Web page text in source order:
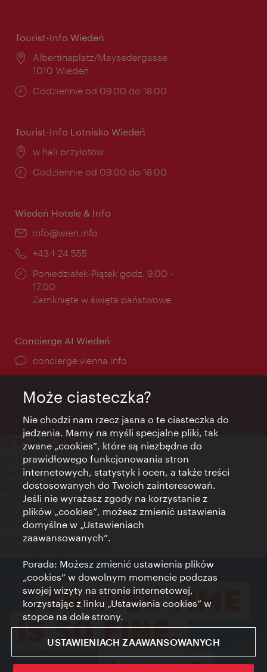
Tourist-Info Wiedeń
Miejsce:
Albertinaplatz/Maysedergasse
1010 Wiedeń
Godziny
Codziennie od 09.00 do 18.00
Tourist-Info Lotnisko Wiedeń
Miejsce:
w hali przylotów
Godziny
Codziennie od 09.00 do 18.00
Wiedeń Hotele & Info
E-
info@wien.info
Telefon:
+43-1-24 555
Godziny
otwarcia:
Poniedziałek-Piątek godz. 9.00 -
17.00
Zamknięte w święta państwowe
Concierge AI Wiedeń
concierge.vienna.info
Kontakt
Credits
Zgoda na przetwarzanie danych osobowych
Terms of Use
Dostępność
Kontakt prasowy
Ustawienia cookies
Może ciasteczka?
Nie chodzi nam rzecz jasna o te ciasteczka do
jedzenia. Mamy na myśli specjalne pliki, tak
zwane „cookies”, które są niezbędne do
prawidłowego funkcjonowania stron
internetowych, statystyk i ocen, a także treści
dostosowanych do Twoich zainteresowań.
Jeśli nie wyrażasz zgody na korzystanie z
plików „cookies”, możesz zmienić ustawienia
domyślne w „Ustawieniach
zaawansowanych”.
Porada: Możesz zmienić ustawienia plików
„cookies” w dowolnym momencie podczas
swojej wizyty na stronie internetowej,
korzystając z linku „Ustawienia cookies” w
stopce na dole strony.
USTAWIENIACH ZAAWANSOWANYCH